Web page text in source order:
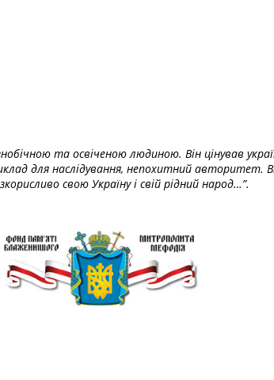
та освіченою людиною. Він цінував
для наслідування, непохитний авторитет.
свою Україну і свій рідний народ…”.